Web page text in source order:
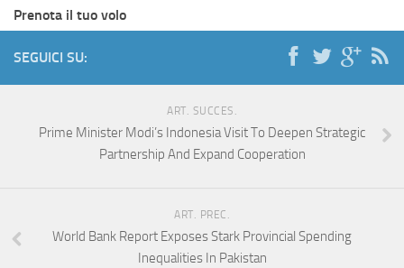
Prenota il tuo volo
SEGUICI SU:
ART. SUCCES.
Prime Minister Modi’s Indonesia Visit To Deepen Strategic
Partnership And Expand Cooperation
ART. PREC.
World Bank Report Exposes Stark Provincial Spending
Inequalities In Pakistan